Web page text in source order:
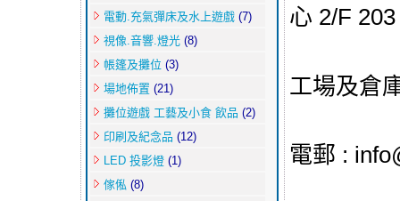
電動.充氣彈床及水上遊戲 (7)
視像.音響.燈光 (8)
帳篷及攤位 (3)
場地佈置 (21)
攤位遊戲 工藝及小食 飲品 (2)
印刷及紀念品 (12)
LED 投影燈 (1)
傢俬 (8)
心 2/F 2
工場及倉
電郵 :